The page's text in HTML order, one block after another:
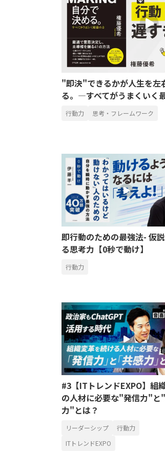
"即決"できるかが人生を左
る。―すべてがうまくいく
行動力 思考・フレームワーク
即行動のための最強法- 仮
る思考力【0秒で動け】
行動力
#3【ITトレンドEXPO】組
の人材に必要な"発信力"と
力"とは？
リーダーシップ
行動力
ITトレンドEXPO